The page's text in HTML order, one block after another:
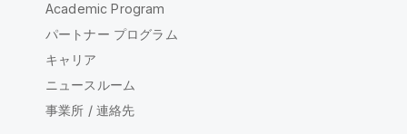
Academic Program
パートナー プログラム
キャリア
ニュースルーム
事業所 / 連絡先